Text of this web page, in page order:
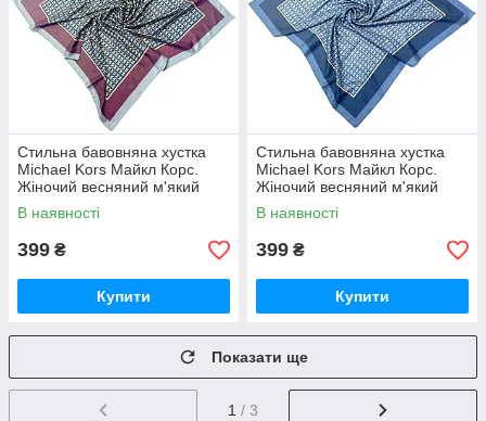
Стильна бавовняна хустка
Michael Kors Майкл Корс.
Жіночий весняний м'який
натуральний платок з ручною
підшивкою Бордово-сірий
В наявності
399 ₴
Купити
Стильна бавовняна хустка
Michael Kors Майкл Корс.
Жіночий весняний м'який
натуральний платок з ручною
підшивкою Синій
В наявності
399 ₴
Купити
Показати ще
1 / 3